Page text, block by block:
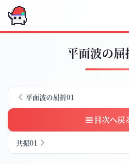
平面波の屈
平面波の屈折01
目次へ戻
共振01